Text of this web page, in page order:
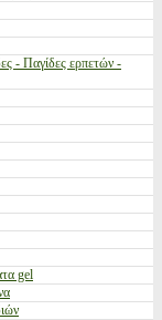
- Παγίδες ερπετών -
gel